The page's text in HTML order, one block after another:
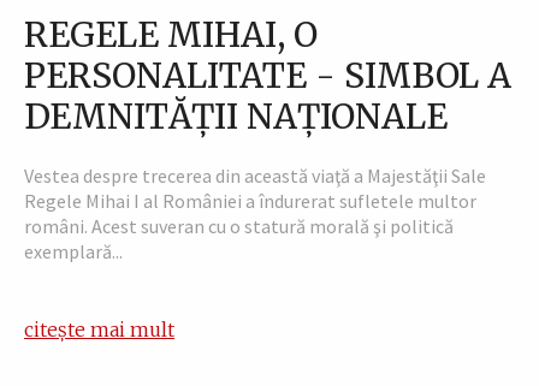
REGELE MIHAI, O
PERSONALITATE - SIMBOL A
DEMNITĂŢII NAŢIONALE
Vestea despre trecerea din această viaţă a Majestăţii Sale
Regele Mihai I al României a îndurerat sufletele multor
români. Acest suveran cu o statură morală şi politică
exemplară...
citește mai mult